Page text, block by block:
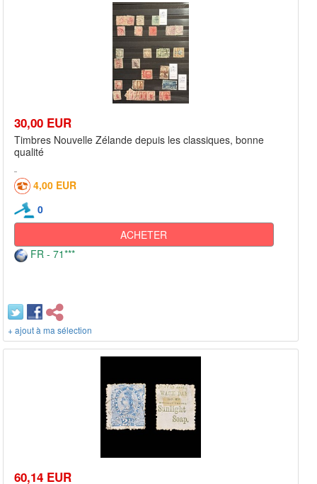
30,00 EUR
Timbres Nouvelle Zélande depuis les classiques, bonne
qualité
4,00 EUR
0
ACHETER
FR - 71***
+ ajout à ma sélection
60,14 EUR